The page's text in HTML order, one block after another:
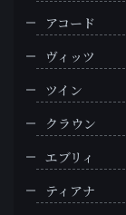
アコード
ヴィッツ
ツイン
クラウン
エブリィ
ティアナ